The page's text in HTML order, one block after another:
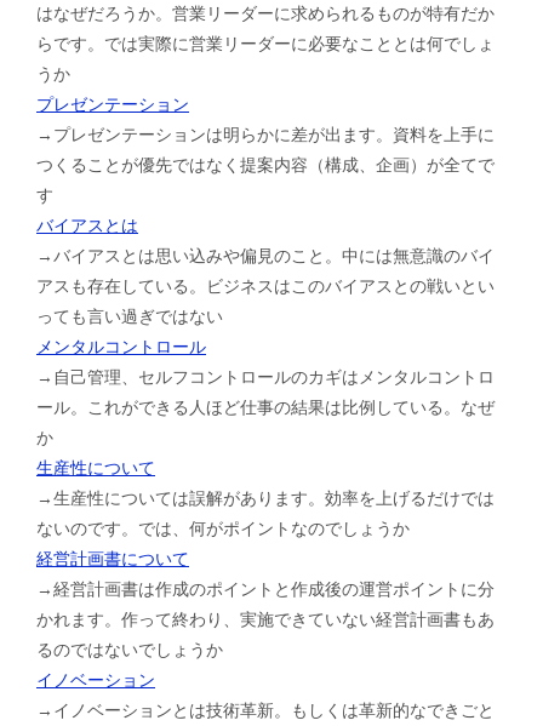
はなぜだろうか。営業リーダーに求められるものが特有だか
らです。では実際に営業リーダーに必要なこととは何でしょ
うか
プレゼンテーション
→プレゼンテーションは明らかに差が出ます。資料を上手に
つくることが優先ではなく提案内容（構成、企画）が全てで
す
バイアスとは
→バイアスとは思い込みや偏見のこと。中には無意識のバイ
アスも存在している。ビジネスはこのバイアスとの戦いとい
っても言い過ぎではない
メンタルコントロール
→自己管理、セルフコントロールのカギはメンタルコントロ
ール。これができる人ほど仕事の結果は比例している。なぜ
か
生産性について
→生産性については誤解があります。効率を上げるだけでは
ないのです。では、何がポイントなのでしょうか
経営計画書について
→経営計画書は作成のポイントと作成後の運営ポイントに分
かれます。作って終わり、実施できていない経営計画書もあ
るのではないでしょうか
イノベーション
→イノベーションとは技術革新。もしくは革新的なできごと